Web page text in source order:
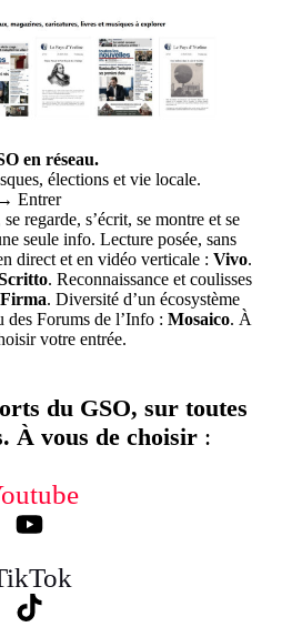
en réseau.
élections et vie locale.
→ Entrer
regarde, s’écrit, se montre et se
seule info. Lecture posée, sans
direct et en vidéo verticale : Vivo.
. Reconnaissance et coulisses
Firma. Diversité d’un écosystème
des Forums de l’Info :Mosaico. À
votre entrée.
du GSO, sur toutes
À vous de choisir :